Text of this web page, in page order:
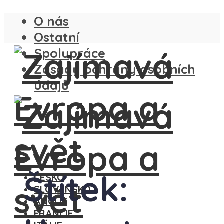
O nás
Ostatní
Spolupráce
Zásady ochrany osobních
údajů
ČESKO
SLOVENSKO
ANGLIE
FRANCIE
Štítek: